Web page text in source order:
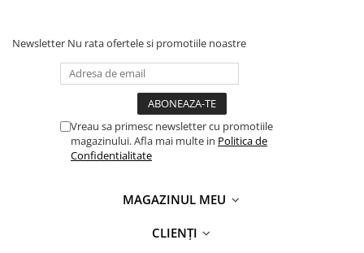
Newsletter Nu rata ofertele si promotiile noastre
Vreau sa primesc newsletter cu promotiile
magazinului. Afla mai multe in Politica de
Confidentialitate
MAGAZINUL MEU
CLIENȚI